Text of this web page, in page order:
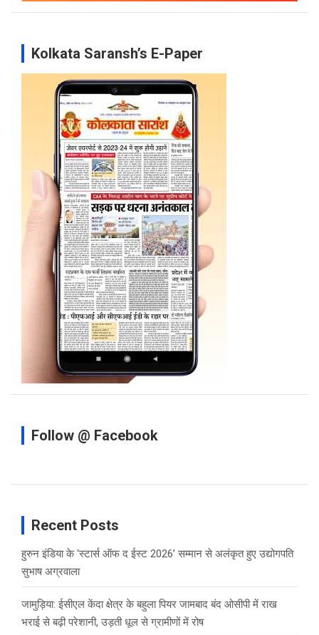
Kolkata Saransh’s E-Paper
Follow @ Facebook
Recent Posts
हुरुन इंडिया के ‘स्टार्स ऑफ द ईस्ट 2026’ सम्मान से अलंकृत हुए उद्योगपति
सुभाष अग्रवाला
जामुड़िया: ईसीएल केंदा क्षेत्र के बहुला पियर जामबाद बंद ओसीपी में राख
भराई से बढ़ी परेशानी, उड़ती धूल से ग्रामीणों में रोष